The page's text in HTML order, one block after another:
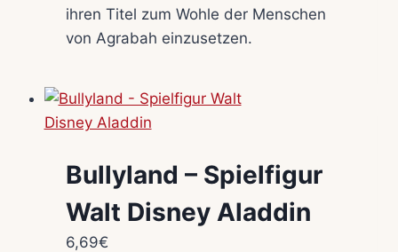
ihren Titel zum Wohle der Menschen
von Agrabah einzusetzen.
Bullyland – Spielfigur
Walt Disney Aladdin
6,69€